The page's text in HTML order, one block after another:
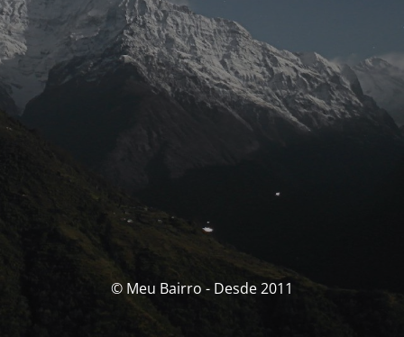
© Meu Bairro - Desde 2011